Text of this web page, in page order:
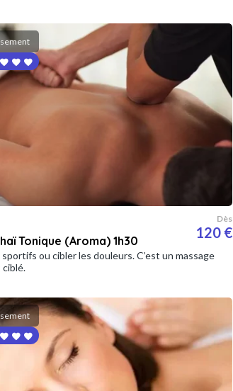
Tonique (Aroma) 1h30
Dès
120 €
ou cibler les douleurs. C’est un massage
ciblé.